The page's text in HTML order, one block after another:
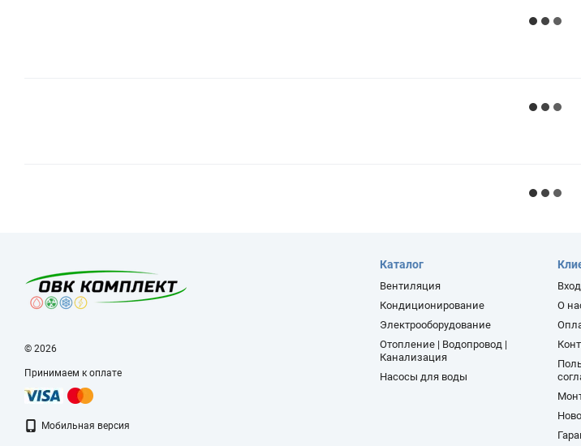
© 2026
Принимаем к оплате
Мобильная версия
Каталог
Вентиляция
Кондиционирование
Электрооборудование
Отопление | Водопровод |
Канализация
Насосы для воды
О